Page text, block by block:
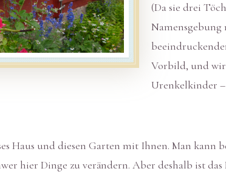
(Da sie drei
Namensgebung
Vorbild, und
Urenkelkinder
Haus und diesen Garten mit Ihnen. Man kann
hier Dinge zu verändern. Aber deshalb ist